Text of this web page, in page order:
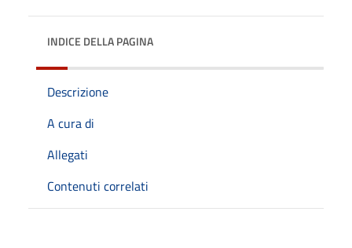
INDICE DELLA PAGINA
Descrizione
A cura di
Allegati
Contenuti correlati